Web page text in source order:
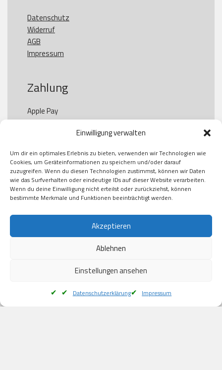
Einwilligung verwalten
Um dir ein optimales Erlebnis zu bieten, verwenden wir Technologien wie
Cookies, um Geräteinformationen zu speichern und/oder darauf
zuzugreifen. Wenn du diesen Technologien zustimmst, können wir Daten
wie das Surfverhalten oder eindeutige IDs auf dieser Website verarbeiten.
Wenn du deine Einwilligung nicht erteilst oder zurückziehst, können
bestimmte Merkmale und Funktionen beeinträchtigt werden.
Akzeptieren
Ablehnen
Einstellungen ansehen
Datenschutzerklärung Impressum
Datenschutz
Widerruf
AGB
Impressum
Zahlung
Apple Pay
Paypal
Kauf auf Rechung
Klarna
American Express